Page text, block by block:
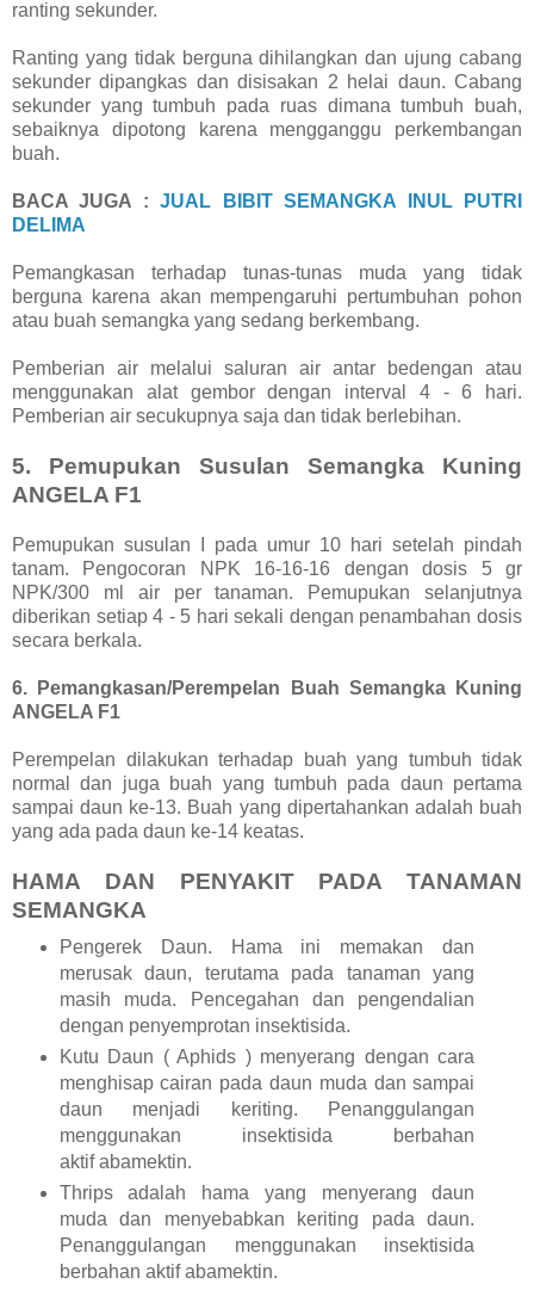
ranting sekunder.
Ranting yang tidak berguna dihilangkan dan ujung cabang
sekunder dipangkas dan disisakan 2 helai daun. Cabang
sekunder yang tumbuh pada ruas dimana tumbuh buah,
sebaiknya dipotong karena mengganggu perkembangan
buah.
BACA JUGA :
JUAL BIBIT SEMANGKA INUL PUTRI
DELIMA
Pemangkasan terhadap tunas-tunas muda yang tidak
berguna karena akan mempengaruhi pertumbuhan pohon
atau buah semangka yang sedang berkembang.
Pemberian air melalui saluran air antar bedengan atau
menggunakan alat gembor dengan interval 4 - 6 hari.
Pemberian air secukupnya saja dan tidak berlebihan.
5. Pemupukan Susulan Semangka Kuning
ANGELA F1
Pemupukan susulan I pada umur 10 hari setelah pindah
tanam. Pengocoran NPK 16-16-16 dengan dosis 5 gr
NPK/300 ml air per tanaman. Pemupukan selanjutnya
diberikan setiap 4 - 5 hari sekali dengan penambahan dosis
secara berkala.
6. Pemangkasan/Perempelan Buah Semangka Kuning
ANGELA F1
Perempelan dilakukan terhadap buah yang tumbuh tidak
normal dan juga buah yang tumbuh pada daun pertama
sampai daun ke-13. Buah yang dipertahankan adalah buah
yang ada pada daun ke-14 keatas.
HAMA DAN PENYAKIT PADA TANAMAN
SEMANGKA
Pengerek Daun. Hama ini memakan dan
merusak daun, terutama pada tanaman yang
masih muda. Pencegahan dan pengendalian
dengan penyemprotan insektisida.
Kutu Daun ( Aphids ) menyerang dengan cara
menghisap cairan pada daun muda dan sampai
daun menjadi keriting. Penanggulangan
menggunakan insektisida berbahan
aktif abamektin.
Thrips adalah hama yang menyerang daun
muda dan menyebabkan keriting pada daun.
Penanggulangan menggunakan insektisida
berbahan aktif abamektin.